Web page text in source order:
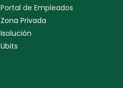
Portal de Empleados
Zona Privada
Isolución
Ubits